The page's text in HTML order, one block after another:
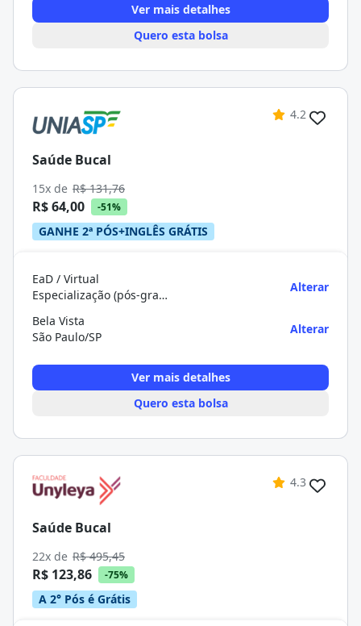
Ver mais detalhes
Quero esta bolsa
4.2
Saúde Bucal
15x de R$ 131,76
R$ 64,00 -51%
GANHE 2ª PÓS+INGLÊS GRÁTIS
EaD / Virtual
Especialização (pós-graduação)
Alterar
Bela Vista
São Paulo/SP
Alterar
Ver mais detalhes
Quero esta bolsa
4.3
Saúde Bucal
22x de R$ 495,45
R$ 123,86 -75%
A 2° Pós é Grátis